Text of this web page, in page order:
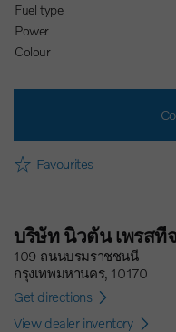
Fuel type
Power
Colour
Favourites
บริษัท นิวตัน เพรสที
109 ถนนบรมราชชนนี
กรุงเทพมหานคร, 10170
Get directions
View dealer inventory